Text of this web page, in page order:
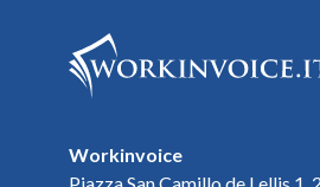
Workinvoice
Piazza San Camillo de Lellis 1,